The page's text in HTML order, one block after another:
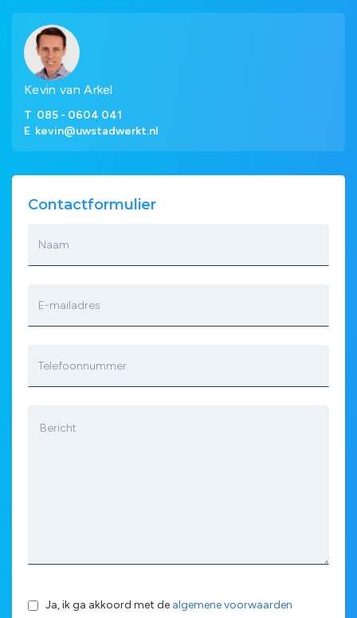
Kevin van Arkel
T 085 - 0604 041
E kevin@uwstadwerkt.nl
Contactformulier
Naam
E-mailadres
Telefoonnummer
Bericht
Ja, ik ga akkoord met de algemene voorwaarden